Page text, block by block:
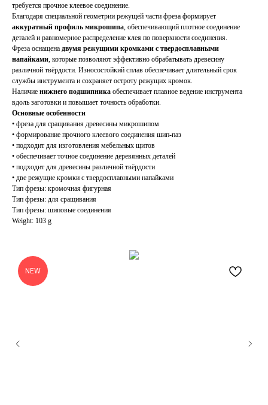
требуется прочное клеевое соединение.
Благодаря специальной геометрии режущей части фреза формирует
аккуратный профиль микрошипа , обеспечивающий плотное соединение
деталей и равномерное распределение клея по поверхности соединения.
Фреза оснащена двумя режущими кромками с твердосплавными
напайками , которые позволяют эффективно обрабатывать древесину
различной твёрдости. Износостойкий сплав обеспечивает длительный срок
службы инструмента и сохраняет остроту режущих кромок.
Наличие нижнего подшипника обеспечивает плавное ведение инструмента
вдоль заготовки и повышает точность обработки.
Основные особенности
• фреза для сращивания древесины микрошипом
• формирование прочного клеевого соединения шип-паз
• подходит для изготовления мебельных щитов
• обеспечивает точное соединение деревянных деталей
• подходит для древесины различной твёрдости
• две режущие кромки с твердосплавными напайками
Тип фрезы: кромочная фигурная
Тип фрезы: для сращивания
Тип фрезы: шиповые соединения
Weight: 103 g
NEW